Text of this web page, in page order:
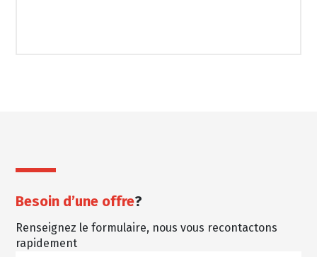
Besoin d’une offre?
Renseignez le formulaire, nous vous recontactons
rapidement